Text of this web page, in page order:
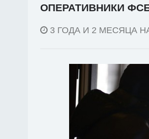
ОПЕРАТИВНИКИ
3 ГОДА И 2 МЕСЯЦА